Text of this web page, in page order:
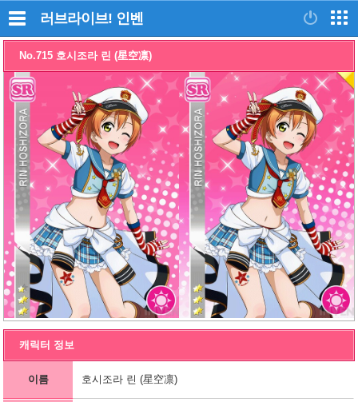
러브라이브! 인벤
No.715 호시조라 린 (星空凛)
캐릭터 정보
이름 호시조라 린 (星空凛)